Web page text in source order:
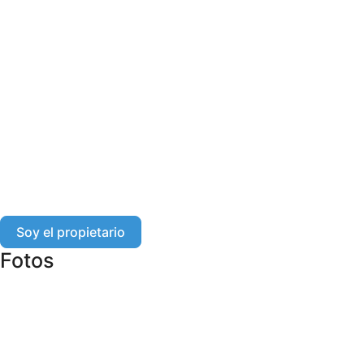
Soy el propietario
Fotos